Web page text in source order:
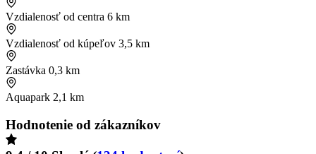
Vzdialenosť od centra 6 km
Vzdialenosť od kúpeľov 3,5 km
Zastávka 0,3 km
Aquapark 2,1 km
Hodnotenie od zákazníkov